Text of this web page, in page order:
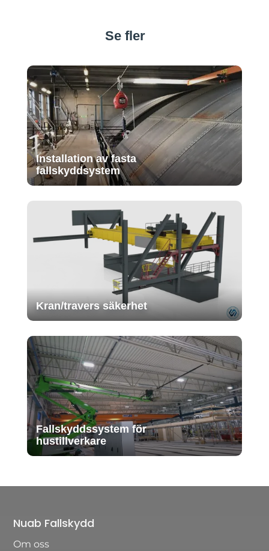
Se fler
Installation av fasta
fallskyddsystem
Kran/travers säkerhet
Fallskyddssystem för
hustillverkare
Nuab Fallskydd
Om oss